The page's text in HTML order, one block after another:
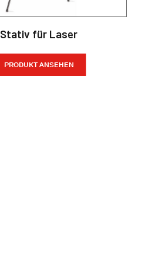
Stativ für Laser
PRODUKT ANSEHEN